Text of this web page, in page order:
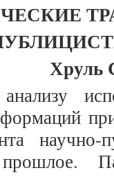
Хруль
научно-